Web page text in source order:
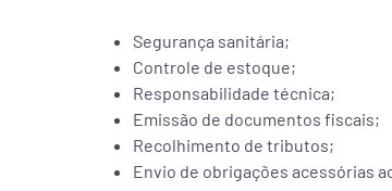
Segurança sanitária;
Controle de estoque;
Responsabilidade técnica;
Emissão de documentos fiscais;
Recolhimento de tributos;
Envio de obrigações acessórias